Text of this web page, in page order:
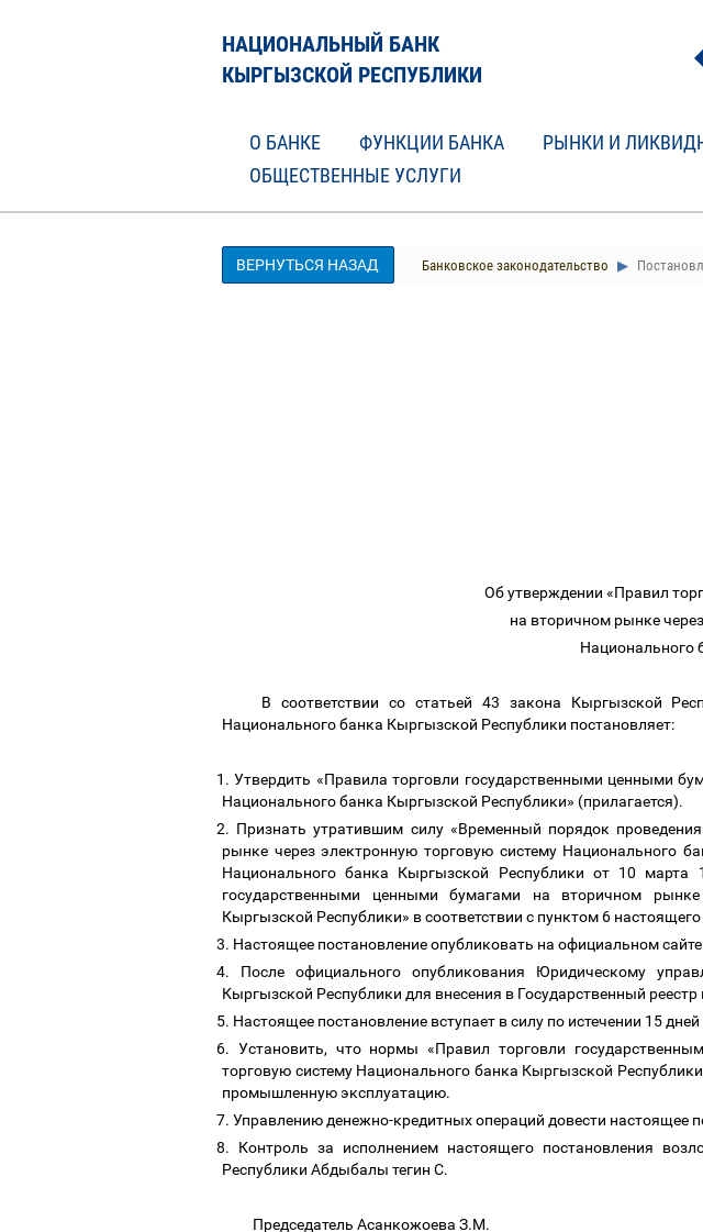
НАЦИОНАЛЬНЫЙ БАНК
КЫРГЫЗСКОЙ РЕСПУБЛИКИ
О БАНКЕ ФУНКЦИИ БАНКА РЫНКИ И
ОБЩЕСТВЕННЫЕ УСЛУГИ
ВЕРНУТЬСЯ НАЗАД Банковское законодательство
Об утверждении «Правил
на вторичном рынке
Национального
В соответствии со статьей 43 закона Кыргызской
Национального банка Кыргызской Республики постановляет:
1.Утвердить «Правила торговли государственными ценными
Национального банка Кыргызской Республики» (прилагается).
2. Признать утратившим силу «Временный порядок
рынке через электронную торговую систему Национального
Национального банка Кыргызской Республики от 10
государственными ценными бумагами на вторичном
Кыргызской Республики» в соответствии с пунктом 6
3. Настоящее постановление опубликовать на официальном
4. После официального опубликования Юридическому
Кыргызской Республики для внесения в Государственный
5. Настоящее постановление вступает в силу по истечении 15
6. Установить, что нормы «Правил торговли
торговую систему Национального банка Кыргызской
промышленную эксплуатацию.
7. Управлению денежно-кредитных операций довести настоящее
8. Контроль за исполнением настоящего постановления
Республики Абдыбалы тегин С.
Председатель Асанкожоева З.М.